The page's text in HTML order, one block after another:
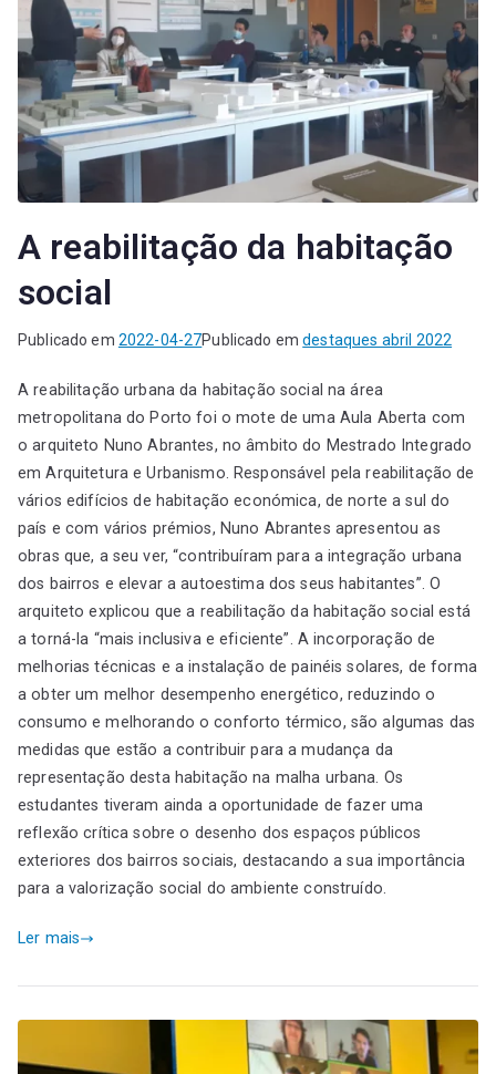
A reabilitação da habitação
social
Publicado em 2022-04-27Publicado emdestaques abril 2022
A reabilitação urbana da habitação social na área
metropolitana do Porto foi o mote de uma Aula Aberta com
o arquiteto Nuno Abrantes, no âmbito do Mestrado Integrado
em Arquitetura e Urbanismo. Responsável pela reabilitação de
vários edifícios de habitação económica, de norte a sul do
país e com vários prémios, Nuno Abrantes apresentou as
obras que, a seu ver, “contribuíram para a integração urbana
dos bairros e elevar a autoestima dos seus habitantes”. O
arquiteto explicou que a reabilitação da habitação social está
a torná-la “mais inclusiva e eficiente”. A incorporação de
melhorias técnicas e a instalação de painéis solares, de forma
a obter um melhor desempenho energético, reduzindo o
consumo e melhorando o conforto térmico, são algumas das
medidas que estão a contribuir para a mudança da
representação desta habitação na malha urbana. Os
estudantes tiveram ainda a oportunidade de fazer uma
reflexão crítica sobre o desenho dos espaços públicos
exteriores dos bairros sociais, destacando a sua importância
para a valorização social do ambiente construído.
Ler mais